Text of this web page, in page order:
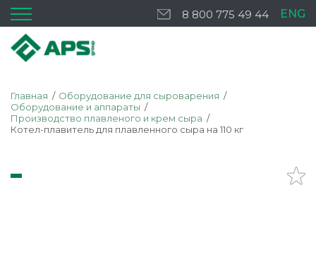
8 800 775 49 44 ENG
Главная
Оборудование для сыроварения
Оборудование и аппараты
Производство плавленого и крем сыра
Котел-плавитель для плавленного сыра на 110 кг